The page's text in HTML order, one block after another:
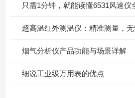
只需1分钟，就能读懂6531风速仪
超高温红外测温仪：精准测量，
烟气分析仪产品功能与场景详解
细说工业级万用表的优点